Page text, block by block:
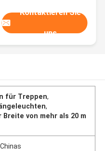
Kontaktieren Sie
uns
für Treppen,
,
Breite von mehr als 20 m